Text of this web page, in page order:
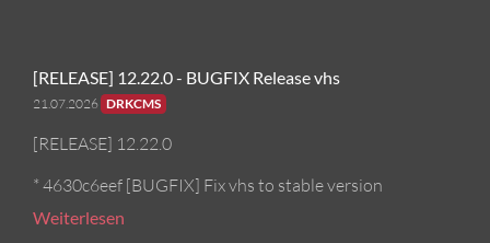
[RELEASE] 12.22.0 - BUGFIX Release vhs
21.07.2026 DRKCMS
[RELEASE] 12.22.0
* 4630c6eef [BUGFIX] Fix vhs to stable version
Weiterlesen